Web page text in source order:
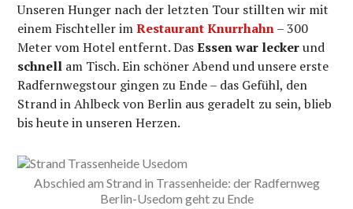
Unseren Hunger nach der letzten Tour stillten wir mit
einem Fischteller imRestaurant Knurrhahn– 300
Meter vom Hotel entfernt. DasEssen war leckerund
schnell am Tisch. Ein schöner Abend und unsere erste
Radfernwegstour gingen zu Ende – das Gefühl, den
Strand in Ahlbeck von Berlin aus geradelt zu sein, blieb
bis heute in unseren Herzen.
Abschied am Strand in Trassenheide: der Radfernweg
Berlin-Usedom geht zu Ende